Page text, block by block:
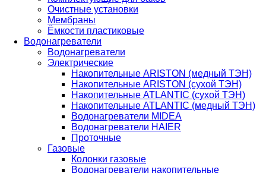
Очистные установки
Мембраны
Ёмкости пластиковые
Водонагреватели
Водонагреватели
Электрические
Накопительные ARISTON (медный ТЭН)
Накопительные ARISTON (сухой ТЭН)
Накопительные ATLANTIC (сухой ТЭН)
Накопительные ATLANTIC (медный ТЭН)
Водонагреватели MIDEA
Водонагреватели HAIER
Проточные
Газовые
Колонки газовые
Водонагреватели накопительные